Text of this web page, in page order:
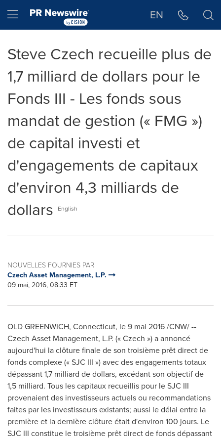
Hamburger menu EN
Steve Czech recueille plus de
1,7 milliard de dollars pour le
Fonds III - Les fonds sous
mandat de gestion (« FMG »)
de capital investi et
d'engagements de capitaux
d'environ 4,3 milliards de
dollars
English
NOUVELLES FOURNIES PAR
Czech Asset Management, L.P.
09 mai, 2016, 08:33 ET
OLD GREENWICH, Connecticut, le 9 mai 2016 /CNW/ --
Czech Asset Management, L.P. (« Czech ») a annoncé
aujourd'hui la clôture finale de son troisième prêt direct de
fonds complexe (« SJC III ») avec des engagements totaux
dépassant 1,7 milliard de dollars, excédant son objectif de
1,5 milliard. Tous les capitaux recueillis pour le SJC III
provenaient des investisseurs actuels ou recommandations
faites par les investisseurs existants; aussi le délai entre la
première et la dernière clôture était d'environ 100 jours. Le
SJC III constitue le troisième prêt direct de fonds dépassant